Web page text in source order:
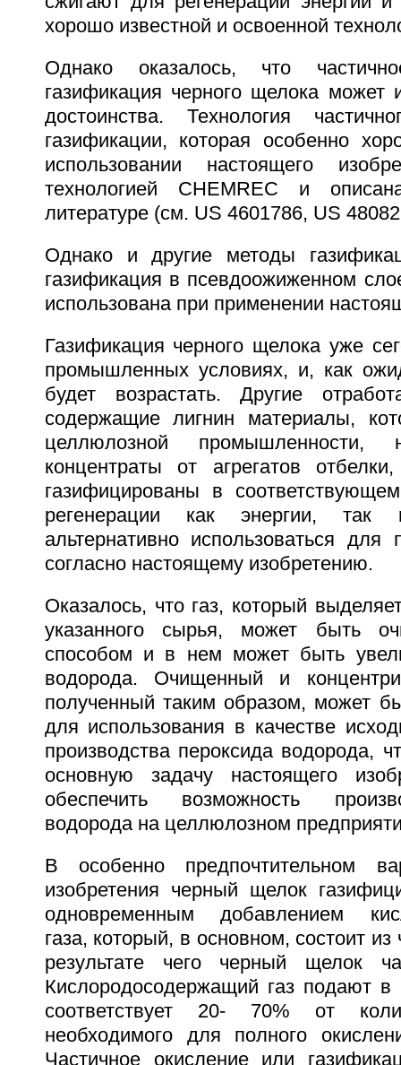
хорошо известной и освоенной
Однако оказалось, что
газификация черного щелока может
достоинства. Технология
газификации, которая особенно
использовании настоящего
технологией CHEMREC и
литературе (см. US 4601786, US
Однако и другие методы
газификация в псевдоожиженном
использована при применении
Газификация черного щелока уже
промышленных условиях, и, как
будет возрастать. Другие
содержащие лигнин материалы,
целлюлозной промышленности,
концентраты от агрегатов
газифицированы в
регенерации как энергии,
альтернативно использоваться для
согласно настоящему изобретению.
Оказалось, что газ, который
указанного сырья, может быть
способом и в нем может быть
водорода. Очищенный и
полученный таким образом, может
для использования в качестве
производства пероксида водорода,
основную задачу настоящего
обеспечить возможность
водорода на целлюлозном
В особенно предпочтительном
изобретения черный щелок
одновременным добавлением
газа, который, в основном, состоит из
результате чего черный щелок
Кислородосодержащий газ подают в
соответствует 20- 70% от
необходимого для полного
Частичное окисление или